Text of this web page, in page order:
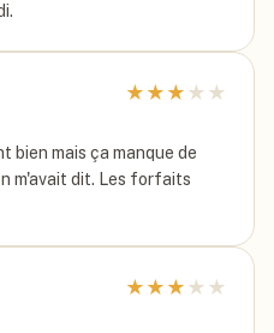
★ ★ ★ ★ ★
bien mais ça manque de
m'avait dit. Les forfaits
★ ★ ★ ★ ★